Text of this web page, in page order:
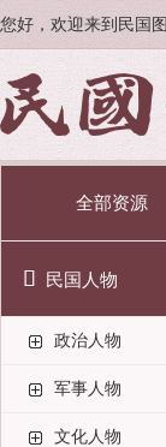
您好，欢迎来到民国
全部资源
民国人物
政治人物
军事人物
文化人物